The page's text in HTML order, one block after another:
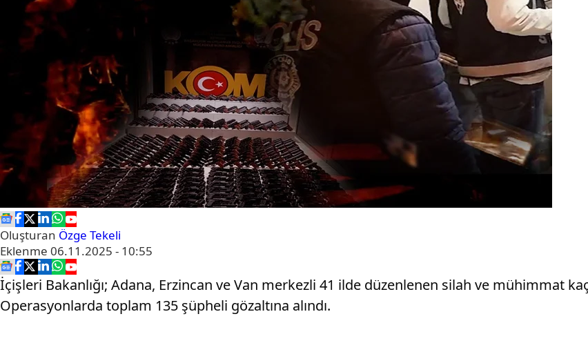
Oluşturan Özge Tekeli
Eklenme 06.11.2025 - 10:55
İçişleri Bakanlığı; Adana, Erzincan ve Van merkezli 41 ilde düzenlenen silah ve mühimmat
Operasyonlarda toplam 135 şüpheli gözaltına alındı.